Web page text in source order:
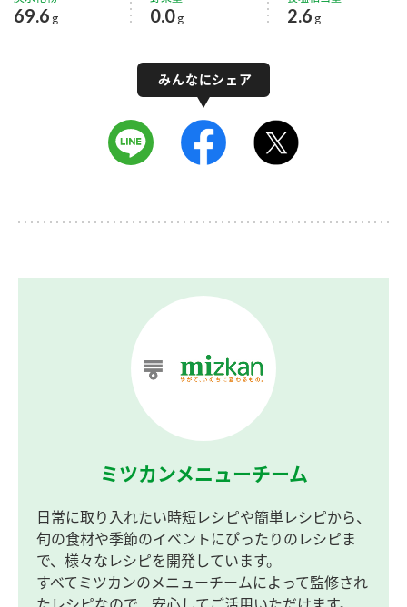
69.6 g 0.0g 2.6 g
ミツカンメニューチーム
日常に取り入れたい時短レシピや簡単レシピから、
旬の食材や季節のイベントにぴったりのレシピま
で、様々なレシピを開発しています。
すべてミツカンのメニューチームによって監修され